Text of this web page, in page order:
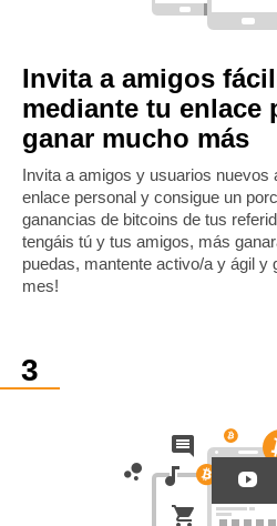
Invita a amigos
mediante tu enlace
ganar mucho más
Invita a amigos y usuarios nuevos
enlace personal y consigue un
ganancias de bitcoins de tus
tengáis tú y tus amigos, más
puedas, mantente activo/a y ágil y
mes!